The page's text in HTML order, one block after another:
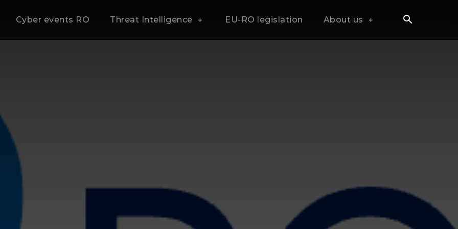
Cyber events RO Threat Intelligence EU-RO legislation About us